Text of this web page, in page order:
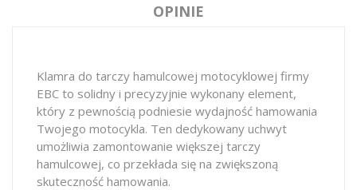
OPINIE
Klamra do tarczy hamulcowej motocyklowej firmy
EBC to solidny i precyzyjnie wykonany element,
który z pewnością podniesie wydajność hamowania
Twojego motocykla. Ten dedykowany uchwyt
umożliwia zamontowanie większej tarczy
hamulcowej, co przekłada się na zwiększoną
skuteczność hamowania.